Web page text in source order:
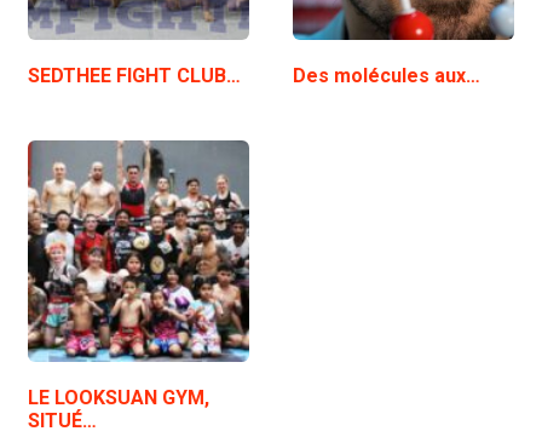
SEDTHEE FIGHT CLUB… Des molécules aux…
LE LOOKSUAN GYM,
SITUÉ…